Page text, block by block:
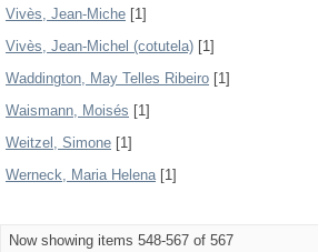
Vivès, Jean-Miche [1]
Vivès, Jean-Michel (cotutela) [1]
Waddington, May Telles Ribeiro [1]
Waismann, Moisés [1]
Weitzel, Simone [1]
Werneck, Maria Helena[1]
Now showing items 548-567 of 567